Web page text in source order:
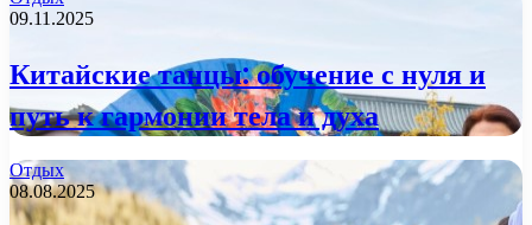
09.11.2025
Китайские танцы: обучение с нуля и
путь к гармонии тела и духа
Отдых
08.08.2025